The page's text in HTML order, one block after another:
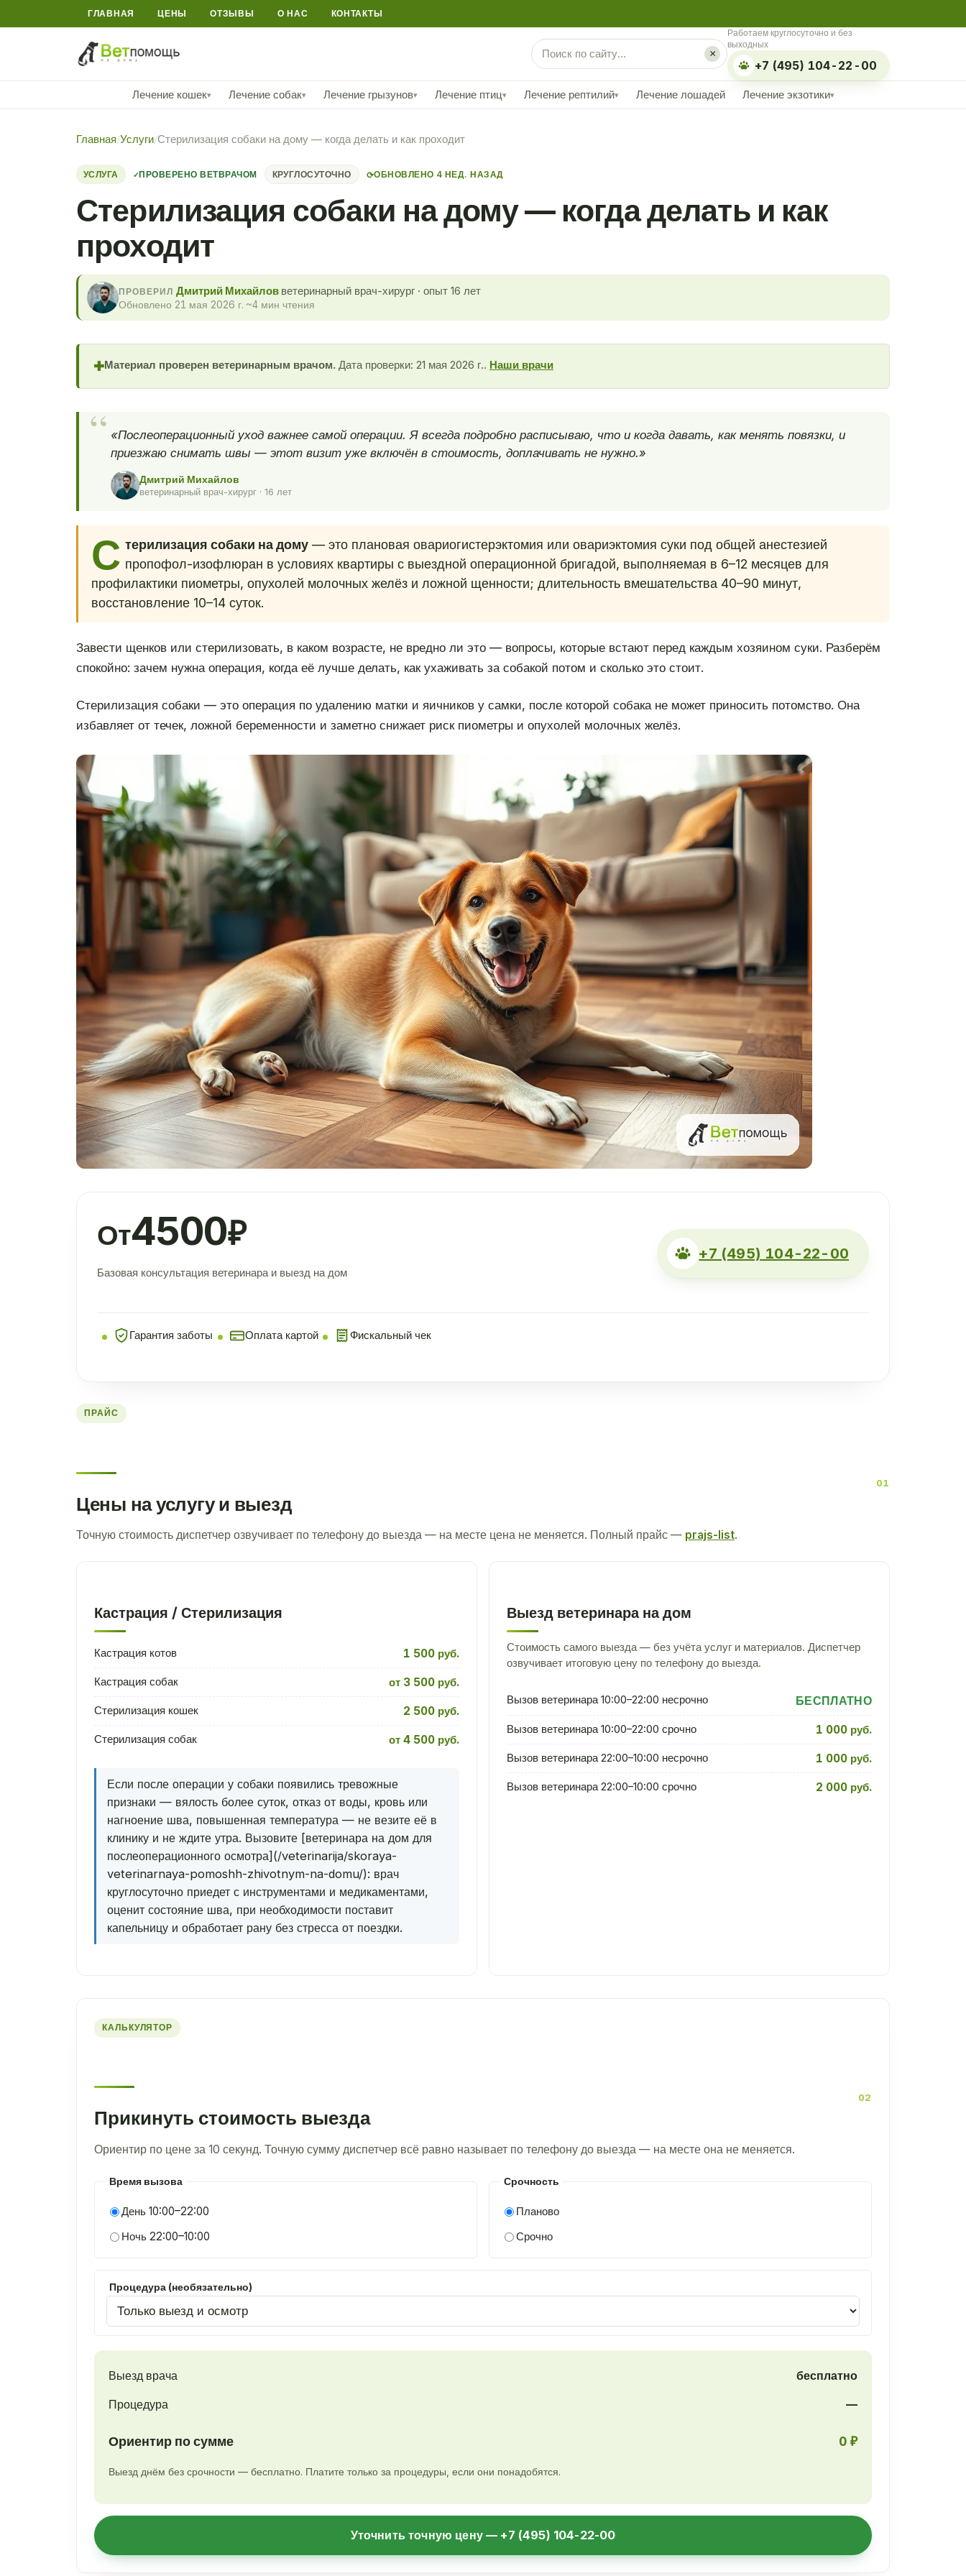
ГЛАВНАЯ ЦЕНЫ ОТЗЫВЫ О НАС КОНТАКТЫ
×
Работаем круглосуточно и без
выходных
+7 (495) 104-22-00
Лечение кошек▾ Лечение собак▾ Лечение грызунов▾ Лечение птиц▾ Лечение рептилий▾ Лечение лошадей Лечение экзотики▾
Главная/Услуги/Стерилизация собаки на дому — когда делать и как проходит
УСЛУГА ПРОВЕРЕНО ВЕТВРАЧОМ КРУГЛОСУТОЧНО ⟳ОБНОВЛЕНО 4 НЕД. НАЗАД
Стерилизация собаки на дому — когда делать и как
проходит
ПРОВЕРИЛ Дмитрий Михайлов ветеринарный врач-хирург · опыт 16 лет
Обновлено 21 мая 2026 г. ~4 мин чтения
✚Материал проверен ветеринарным врачом. Дата проверки: 21 мая 2026 г.. Наши врачи
«Послеоперационный уход важнее самой операции. Я всегда подробно расписываю, что и когда давать, как менять повязки, и
приезжаю снимать швы — этот визит уже включён в стоимость, доплачивать не нужно.»
Дмитрий Михайлов
ветеринарный врач-хирург · 16 лет
С терилизация собаки на дому— это плановая овариогистерэктомия или овариэктомия суки под общей анестезией
пропофол-изофлюран в условиях квартиры с выездной операционной бригадой, выполняемая в 6–12 месяцев для
профилактики пиометры, опухолей молочных желёз и ложной щенности; длительность вмешательства 40–90 минут,
восстановление 10–14 суток.
Завести щенков или стерилизовать, в каком возрасте, не вредно ли это — вопросы, которые встают перед каждым хозяином суки. Разберём
спокойно: зачем нужна операция, когда её лучше делать, как ухаживать за собакой потом и сколько это стоит.
Стерилизация собаки — это операция по удалению матки и яичников у самки, после которой собака не может приносить потомство. Она
избавляет от течек, ложной беременности и заметно снижает риск пиометры и опухолей молочных желёз.
От4500₽
Базовая консультация ветеринара и выезд на дом
+7 (495) 104-22-00
Гарантия заботы Оплата картой Фискальный чек
ПРАЙС
Цены на услугу и выезд
Точную стоимость диспетчер озвучивает по телефону до выезда — на месте цена не меняется. Полный прайс — prajs-list.
Кастрация / Стерилизация
Кастрация котов 1 500 руб.
Кастрация собак от 3 500 руб.
Стерилизация кошек 2 500 руб.
Стерилизация собак от 4 500 руб.
Если после операции у собаки появились тревожные
признаки — вялость более суток, отказ от воды, кровь или
нагноение шва, повышенная температура — не везите её в
клинику и не ждите утра. Вызовите [ветеринара на дом для
послеоперационного осмотра](/veterinarija/skoraya-
veterinarnaya-pomoshh-zhivotnym-na-domu/): врач
круглосуточно приедет с инструментами и медикаментами,
оценит состояние шва, при необходимости поставит
капельницу и обработает рану без стресса от поездки.
Выезд ветеринара на дом
Стоимость самого выезда — без учёта услуг и материалов. Диспетчер
озвучивает итоговую цену по телефону до выезда.
Вызов ветеринара 10:00–22:00 несрочно БЕСПЛАТНО
Вызов ветеринара 10:00–22:00 срочно 1 000 руб.
Вызов ветеринара 22:00–10:00 несрочно 1 000 руб.
Вызов ветеринара 22:00–10:00 срочно 2 000 руб.
КАЛЬКУЛЯТОР
Прикинуть стоимость выезда
Ориентир по цене за 10 секунд. Точную сумму диспетчер всё равно называет по телефону до выезда — на месте она не меняется.
Время вызова
День 10:00–22:00
Ночь 22:00–10:00
Срочность
Планово
Срочно
Процедура (необязательно)
Выезд врача бесплатно
Процедура —
Ориентир по сумме 0 ₽
Выезд днём без срочности — бесплатно. Платите только за процедуры, если они понадобятся.
Уточнить точную цену — +7 (495) 104-22-00